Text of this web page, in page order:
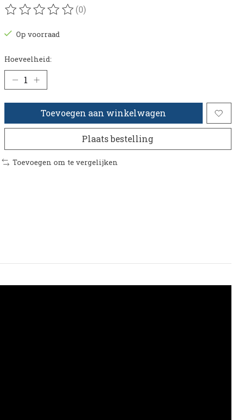
De beoordeling van dit product is
(0)
Op voorraad
Hoeveelheid:
Toevoegen aan winkelwagen
Plaats bestelling
Toevoegen om te vergelijken